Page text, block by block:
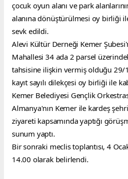
çocuk oyun alanı ve park
alanına dönüştürülmesi oy birliği
sevk edildi.
Alevi Kültür Derneği Kemer
Mahallesi 34 ada 2 parsel
tahsisine ilişkin vermiş olduğu
kayıt sayılı dilekçesi oy birliği ile
Kemer Belediyesi Gençlik
Almanya'nın Kemer ile kardeş
ziyareti kapsamında yaptığı
sunum yaptı.
Bir sonraki meclis toplantısı, 4
14.00 olarak belirlendi.